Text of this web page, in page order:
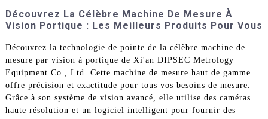
Découvrez La Célèbre Machine De Mesure À
Vision Portique : Les Meilleurs Produits Pour Vous
Découvrez la technologie de pointe de la célèbre machine de
mesure par vision à portique de Xi'an DIPSEC Metrology
Equipment Co., Ltd. Cette machine de mesure haut de gamme
offre précision et exactitude pour tous vos besoins de mesure.
Grâce à son système de vision avancé, elle utilise des caméras
haute résolution et un logiciel intelligent pour fournir des